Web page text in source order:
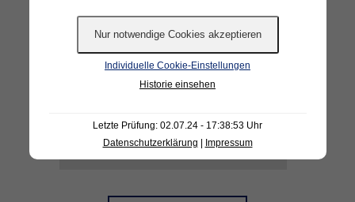
Schaufenster, Glasflächen, Glasfassaden
Visual Merchandising, Raumgestaltung,
Innenarchitektur
Museen, Showrooms etc.
Individuelle Cookie-Einstellungen
Historie einsehen
Letzte Prüfung: 02.07.24 - 17:38:53 Uhr
Datenschutzerklärung
Impressum